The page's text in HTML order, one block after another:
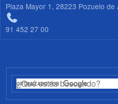
Plaza Mayor 1, 28223 Pozuelo de
91 452 27 00